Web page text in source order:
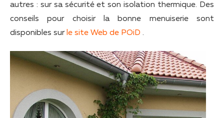
autres : sur sa sécurité et son isolation thermique. Des
conseils pour choisir la bonne menuiserie sont
disponibles sur le site Web de POiD .